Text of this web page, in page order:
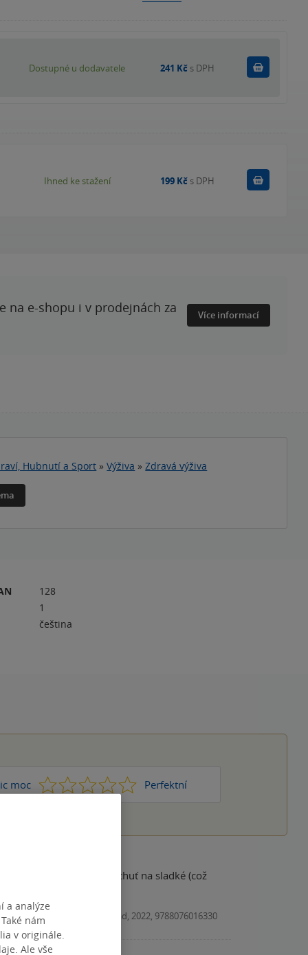
Dostupné u dodavatele 241 Kč s DPH
Ihned ke stažení 199 Kč s DPH Koupit
na e-shopu i v prodejnách za
Více informací
Hubnutí a Sport »Výživa »Zdravá výživa
128
1
čeština
moc 1 2 3 4 Perfektní
5
třeba i jak zkrotit chuť na sladké (což
Kniha, Vyšehrad, 2022, 9788076016330
a analýze
nám
v originále.
Ale vše